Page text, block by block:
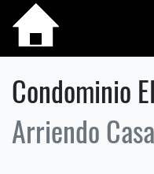
Condominio
Arriendo Casa